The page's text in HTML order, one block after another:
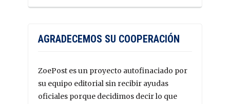
AGRADECEMOS SU COOPERACIÓN
ZoePost es un proyecto autofinaciado por
su equipo editorial sin recibir ayudas
oficiales porque decidimos decir lo que